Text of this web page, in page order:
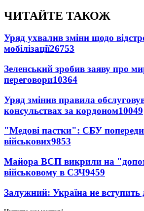
ЧИТАЙТЕ ТАКОЖ
Уряд ухвалив зміни щодо
мобілізації26753
Зеленський зробив заяву про
переговори10364
Уряд змінив правила
консульствах за кордоном10049
"Медові пастки": СБУ
військових9853
Майора ВСП викрили на
військовому в СЗЧ9459
Залужний: Україна не